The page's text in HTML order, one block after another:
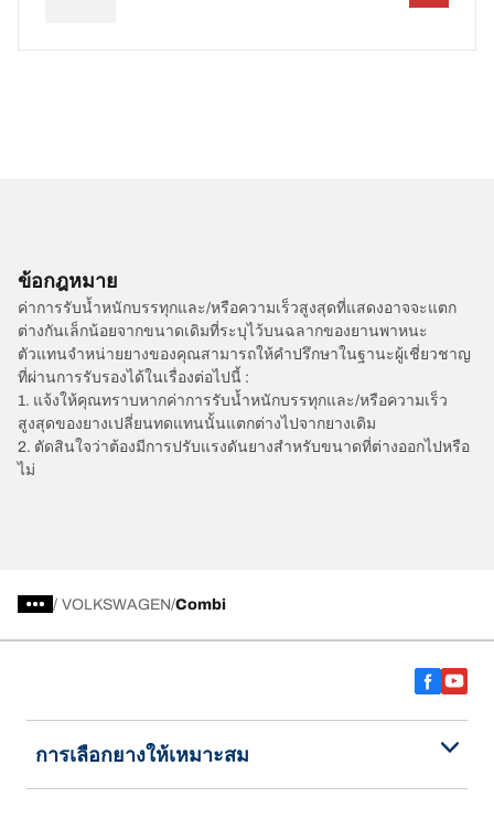
ข้อกฎหมาย
ค่าการรับน้ำหนักบรรทุกและ/หรือความเร็วสูงสุดที่แสดงอาจจะแตก
ต่างกันเล็กน้อยจากขนาดเดิมที่ระบุไว้บนฉลากของยานพาหนะ
ตัวแทนจำหน่ายยางของคุณสามารถให้คำปรึกษาในฐานะผู้เชี่ยวชาญ
ที่ผ่านการรับรองได้ในเรื่องต่อไปนี้ :
1. แจ้งให้คุณทราบหากค่าการรับน้ำหนักบรรทุกและ/หรือความเร็ว
สูงสุดของยางเปลี่ยนทดแทนนั้นแตกต่างไปจากยางเดิม
2. ตัดสินใจว่าต้องมีการปรับแรงดันยางสำหรับขนาดที่ต่างออกไปหรือ
ไม่
/ VOLKSWAGEN Combi
การเลือกยางให้เหมาะสม